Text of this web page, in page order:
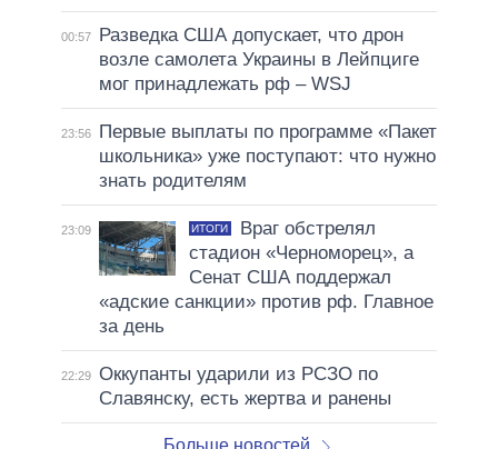
00:57
Разведка США допускает, что дрон
возле самолета Украины в Лейпциге
мог принадлежать рф – WSJ
23:56
Первые выплаты по программе «Пакет
школьника» уже поступают: что нужно
знать родителям
23:09 ИТОГИ
Враг обстрелял
стадион «Черноморец», а
Сенат США поддержал
«адские санкции» против рф. Главное
за день
22:29 Оккупанты ударили из РСЗО по
Славянску, есть жертва и ранены